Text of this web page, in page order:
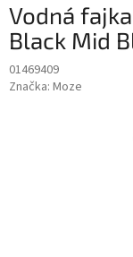
Vodná
Black Mid
01469409
Značka: Moze